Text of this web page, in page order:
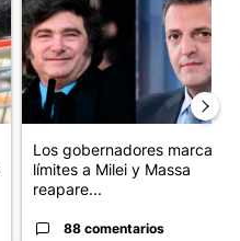
Los gobernadores marcan
límites a Milei y Massa
reapare...
88 comentarios